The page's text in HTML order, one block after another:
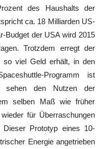
des Haushalts der
ca. 18 Milliarden US-
Budget der USA wird 2015
Trotzdem erregt der
so viel Geld erhält, in den
Programm ist
sehen den Nutzen der
selben Maß wie früher
für Überraschungen
Dieser Prototyp eines 10-
Energie angetrieben